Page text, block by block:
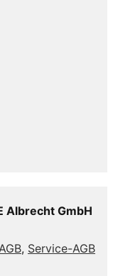
Albrecht GmbH
AGB, Service-AGB